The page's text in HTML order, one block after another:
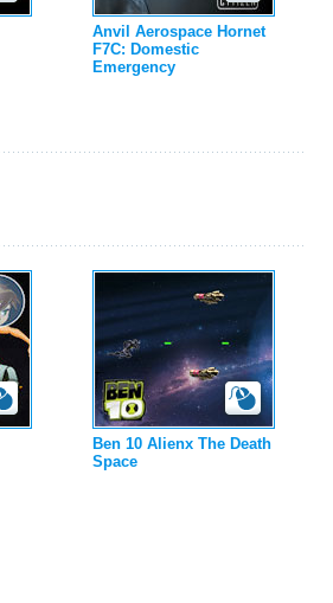
Anvil Aerospace Hornet
F7C: Domestic
Emergency
Ben 10 Alienx The Death
Space